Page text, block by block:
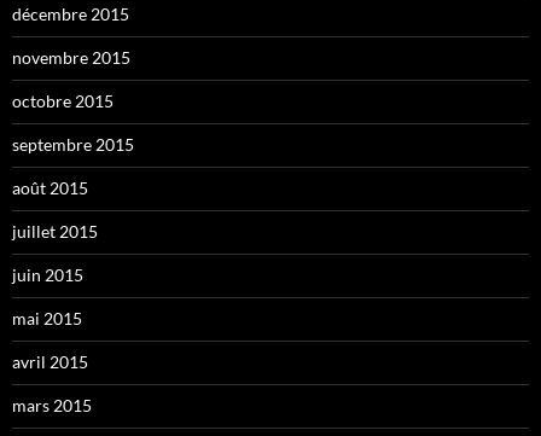
décembre 2015
novembre 2015
octobre 2015
septembre 2015
août 2015
juillet 2015
juin 2015
mai 2015
avril 2015
mars 2015